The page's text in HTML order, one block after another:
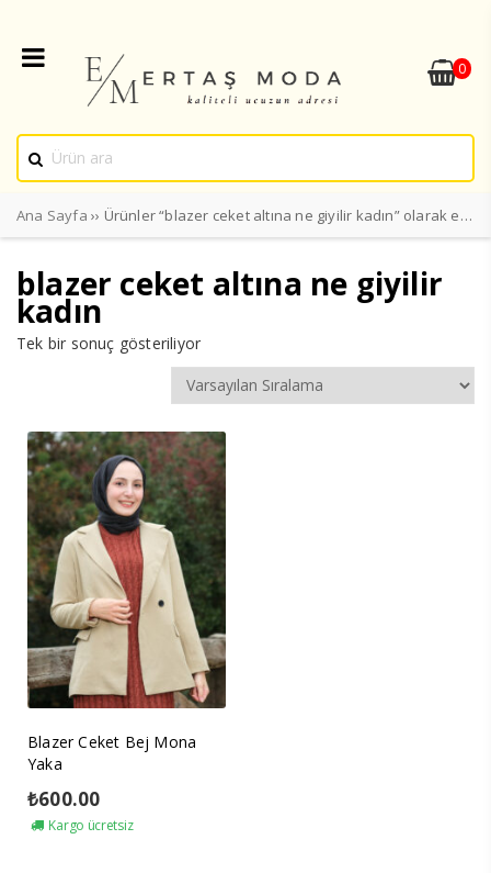
0
Ana Sayfa ›› Ürünler “blazer ceket altına ne giyilir kadın” olarak etiketlendi
blazer ceket altına ne giyilir
kadın
Tek bir sonuç gösteriliyor
Blazer Ceket Bej Mona
Yaka
₺600.00
Kargo ücretsiz